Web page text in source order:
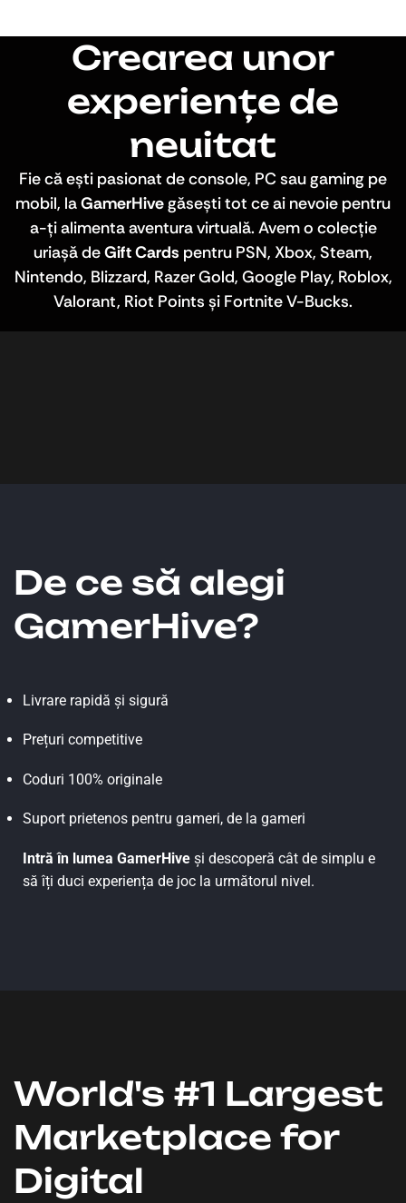
Crearea unor
experiențe de
neuitat
Fie că ești pasionat de console, PC sau gaming pe
mobil, laGamerHivegăsești tot ce ai nevoie pentru
a-ți alimenta aventura virtuală. Avem o colecție
uriașă deGift Cards pentru PSN, Xbox, Steam,
Nintendo, Blizzard, Razer Gold, Google Play, Roblox,
Valorant, Riot Points și Fortnite V-Bucks.
De ce să alegi
GamerHive?
Livrare rapidă și sigură
Prețuri competitive
Coduri 100% originale
Suport prietenos pentru gameri, de la gameri
Intră în lumea GamerHive și descoperă cât de simplu e
să îți duci experiența de joc la următorul nivel.
World's #1 Largest
Marketplace for
Digital